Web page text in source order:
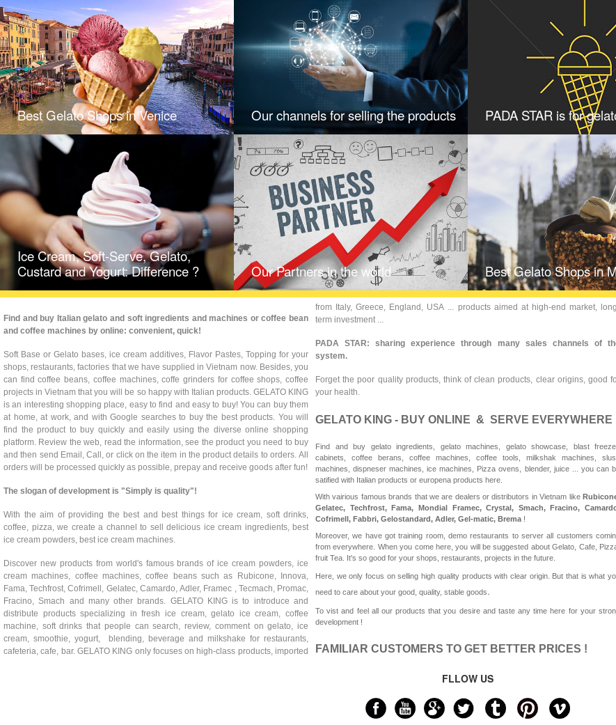
Best Gelato Shops in Venice Our channels for selling the products PADA STAR is for
Ice Cream, Soft-Serve, Gelato,
Custard and Yogurt: Difference ?
Our Partners in the world Best Gelato Shops in
Find and buy Italian gelato and soft ingredients and machines or coffee bean
and coffee machines by online: convenient, quick!
Soft Base or Gelato bases, ice cream additives, Flavor Pastes, Topping for your
shops, restaurants, factories that we have supplied in Vietnam now. Besides, you
can find coffee beans, coffee machines, coffe grinders for coffee shops, coffee
projects in Vietnam that you will be so happy with Italian products. GELATO KING
is an interesting shopping place, easy to find and easy to buy! You can buy them
at home, at work, and with Google searches to buy the best products. You will
find the product to buy quickly and easily using the diverse online shopping
platform. Review the web, read the information, see the product you need to buy
and then send Email, Call, or click on the item in the product details to orders. All
orders will be processed quickly as possible, prepay and receive goods after fun!
The slogan of development is "Simply is quality"!
With the aim of providing the best and best things for ice cream, soft drinks,
coffee, pizza, we create a channel to sell delicious ice cream ingredients, best
ice cream powders, best ice cream machines.
Discover new products from world's famous brands of ice cream powders, ice
cream machines, coffee machines, coffee beans such as Rubicone, Innova,
Fama, Techfrost, Cofrimell, Gelatec, Camardo, Adler, Framec , Tecmach, Promac,
Fracino, Smach and many other brands. GELATO KING is to introduce and
distribute products specializing in fresh ice cream, gelato ice cream, coffee
machine, soft drinks that people can search, review, comment on gelato, ice
cream, smoothie, yogurt, blending, beverage and milkshake for restaurants,
cafeteria, cafe, bar. GELATO KING only focuses on high-class products, imported
from Italy, Greece, England, USA ... products aimed at high-end market,
term investment ...
PADA STAR: sharing experience through many sales channels of
system.
Forget the poor quality products, think of clean products, clear origins, good
your health.
GELATO KING - BUY ONLINE & SERVE EVERYWHERE
Find and buy gelato ingredients, gelato machines, gelato showcase, blast
cabinets, coffee berans, coffee machines, coffee tools, milkshak machines,
machines, dispneser machines, ice machines, Pizza ovens, blender, juice ... you can
satified with Italian products or europena products here.
With vairious famous brands that we are dealers or distributors in Vietnam like
Gelatec, Techfrost, Fama, Mondial Framec, Crystal, Smach, Fracino,
Cofrimell, Fabbri, Gelostandard, Adler, Gel-matic, Brema !
Moreover, we have got training room, demo restaurants to server all customers
from everywhere. When you come here, you will be suggested about Gelato, Cafe,
fruit Tea. It's so good for your shops, restaurants, projects in the future.
Here, we only focus on selling high quality products with clear origin. But that is what
need to care about your good, quality, stable goods.
To vist and feel all our products that you desire and taste any time here for your
development !
FAMILIAR CUSTOMERS TO GET BETTER PRICES !
FLLOW US